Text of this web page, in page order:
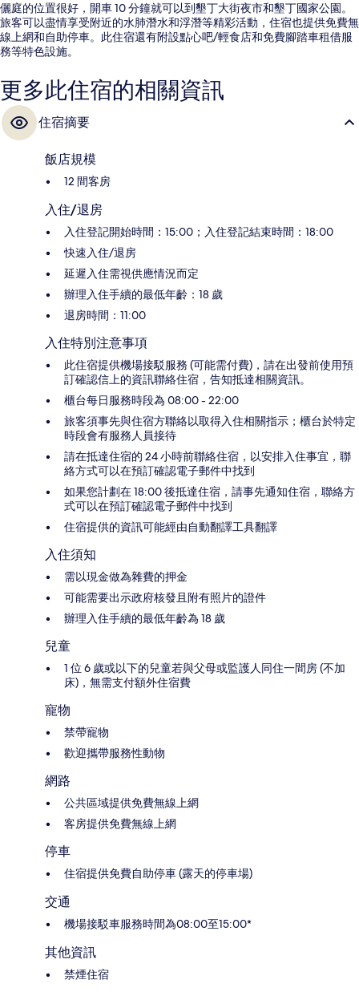
儷庭的位置很好，開車 10 分鐘就可以到墾丁大街夜市和墾丁國家公園。
旅客可以盡情享受附近的水肺潛水和浮潛等精彩活動，住宿也提供免費無
線上網和自助停車。此住宿還有附設點心吧/輕食店和免費腳踏車租借服
務等特色設施。
更多此住宿的相關資訊
住宿摘要
飯店規模
12 間客房
入住/退房
入住登記開始時間：15:00；入住登記結束時間：18:00
快速入住/退房
延遲入住需視供應情況而定
辦理入住手續的最低年齡：18 歲
退房時間：11:00
入住特別注意事項
此住宿提供機場接駁服務 (可能需付費)，請在出發前使用預
訂確認信上的資訊聯絡住宿，告知抵達相關資訊。
櫃台每日服務時段為 08:00 - 22:00
旅客須事先與住宿方聯絡以取得入住相關指示；櫃台於特定
時段會有服務人員接待
請在抵達住宿的 24 小時前聯絡住宿，以安排入住事宜，聯
絡方式可以在預訂確認電子郵件中找到
如果您計劃在 18:00 後抵達住宿，請事先通知住宿，聯絡方
式可以在預訂確認電子郵件中找到
住宿提供的資訊可能經由自動翻譯工具翻譯
入住須知
需以現金做為雜費的押金
可能需要出示政府核發且附有照片的證件
辦理入住手續的最低年齡為 18 歲
兒童
1 位 6 歲或以下的兒童若與父母或監護人同住一間房 (不加
床)，無需支付額外住宿費
寵物
禁帶寵物
歡迎攜帶服務性動物
網路
公共區域提供免費無線上網
客房提供免費無線上網
停車
住宿提供免費自助停車 (露天的停車場)
交通
機場接駁車服務時間為08:00至15:00*
其他資訊
禁煙住宿